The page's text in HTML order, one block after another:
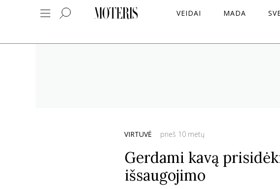
VEIDAI MADA
VIRTUVĖ prieš 10 metų
Gerdami kavą
išsaugojimo